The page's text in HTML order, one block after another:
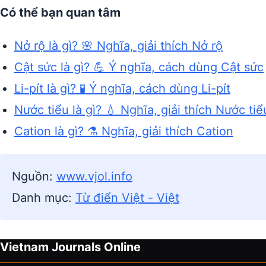
Có thể bạn quan tâm
Nở rộ là gì? 🌸 Nghĩa, giải thích Nở rộ
Cật sức là gì? 💪 Ý nghĩa, cách dùng Cật sức
Li-pít là gì? 🧪 Ý nghĩa, cách dùng Li-pít
Nước tiểu là gì? 💧 Nghĩa, giải thích Nước
Cation là gì? ⚗️ Nghĩa, giải thích Cation
Nguồn: www.vjol.info
Danh mục: Từ điển Việt - Việt
Vietnam Journals Online